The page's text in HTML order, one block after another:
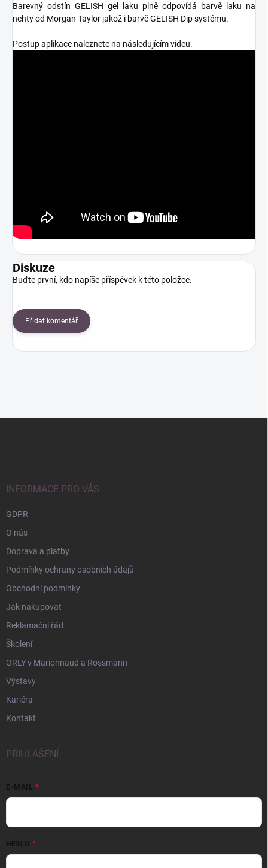
Barevný odstín GELISH gel laku plně odpovídá barvě laku na
nehty od Morgan Taylor jakož i barvě GELISH Dip systému.
Postup aplikace naleznete na následujícím videu.
Diskuze
Buďte první, kdo napíše příspěvek k této položce.
Přidat komentář
INFORMACE PRO VÁS
GDPR
O nás
Doprava a platby
Podmínky ochrany osobních údajů
Obchodní podmínky
Jak nakupovat
Reklamační řád
Školení
ORLY v Marionnaud a Rossmann
Výstavy
Kariéra
Kontakt
PŘIHLÁŠENÍ
E-MAIL
HESLO